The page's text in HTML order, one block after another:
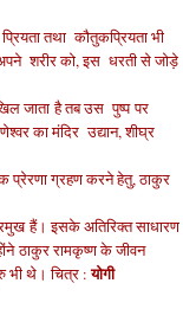
तथा कौतुकप्रियता भी
शरीर को, इस धरती से जोड़े
जाता है तब उस पुष्प पर
का मंदिर उद्यान, शीघ्र
प्रेरणा ग्रहण करने हेतु, ठाकुर
हैं। इसके अतिरिक्त साधारण
ठाकुर रामकृष्ण के जीवन
भी थे। चित्र :योगी